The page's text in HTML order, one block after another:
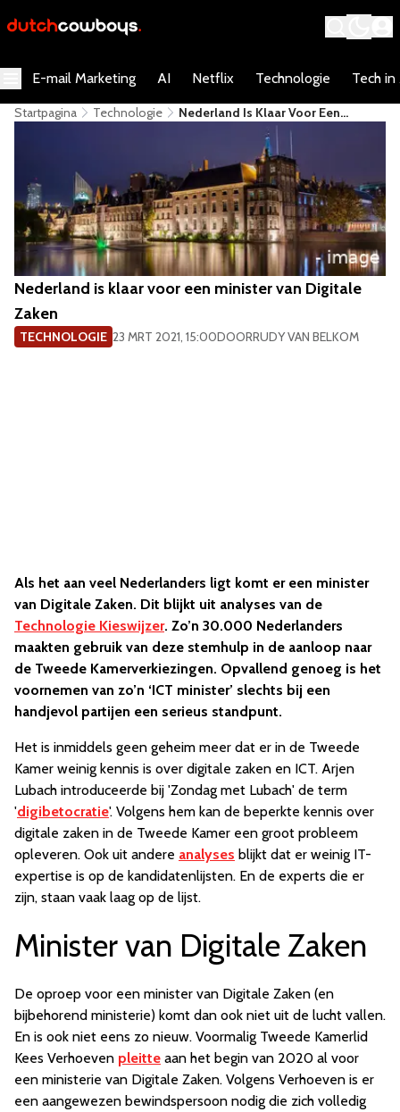
E-mail Marketing AI Netflix Technologie Tech in
Startpagina Technologie
​Nederland Is Klaar Voor Een
Minister Van Digitale Zaken
​Nederland is klaar voor een minister van Digitale
Zaken
TECHNOLOGIE 23 MRT 2021, 15:00DOORRUDY VAN BELKOM
Als het aan veel Nederlanders ligt komt er een minister
van Digitale Zaken. Dit blijkt uit analyses van de
Technologie Kieswijzer. Zo’n 30.000 Nederlanders
maakten gebruik van deze stemhulp in de aanloop naar
de Tweede Kamerverkiezingen. Opvallend genoeg is het
voornemen van zo’n ‘ICT minister’ slechts bij een
handjevol partijen een serieus standpunt.
Het is inmiddels geen geheim meer dat er in de Tweede
Kamer weinig kennis is over digitale zaken en ICT. Arjen
Lubach introduceerde bij 'Zondag met Lubach' de term
'digibetocratie'. Volgens hem kan de beperkte kennis over
digitale zaken in de Tweede Kamer een groot probleem
opleveren. Ook uit andere analyses blijkt dat er weinig IT-
expertise is op de kandidatenlijsten. En de experts die er
zijn, staan vaak laag op de lijst.
Minister van Digitale Zaken
De oproep voor een minister van Digitale Zaken (en
bijbehorend ministerie) komt dan ook niet uit de lucht vallen.
En is ook niet eens zo nieuw. Voormalig Tweede Kamerlid
Kees Verhoeven pleitte aan het begin van 2020 al voor
een ministerie van Digitale Zaken. Volgens Verhoeven is er
een aangewezen bewindspersoon nodig die zich volledig